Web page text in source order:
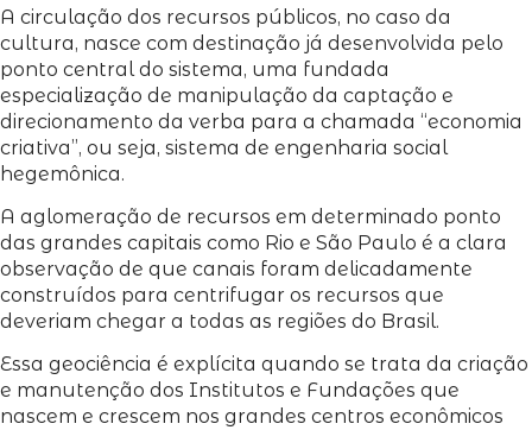
A circulação dos recursos públicos, no caso da
cultura, nasce com destinação já desenvolvida pelo
ponto central do sistema, uma fundada
especialização de manipulação da captação e
direcionamento da verba para a chamada “economia
criativa”, ou seja, sistema de engenharia social
hegemônica.
A aglomeração de recursos em determinado ponto
das grandes capitais como Rio e São Paulo é a clara
observação de que canais foram delicadamente
construídos para centrifugar os recursos que
deveriam chegar a todas as regiões do Brasil.
Essa geociência é explícita quando se trata da criação
e manutenção dos Institutos e Fundações que
nascem e crescem nos grandes centros econômicos